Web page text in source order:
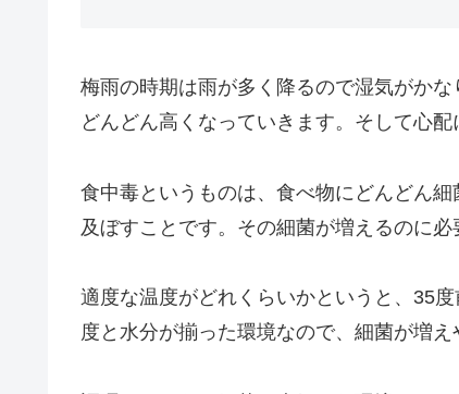
梅雨の時期は雨が多く降るので湿気がか
どんどん高くなっていきます。そして心
食中毒というものは、食べ物にどんどん
及ぼすことです。その細菌が増えるのに
適度な温度がどれくらいかというと、35
度と水分が揃った環境なので、細菌が増え